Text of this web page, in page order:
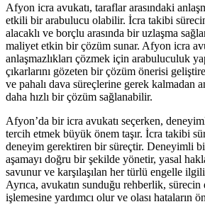
Afyon icra avukatı, taraflar arasındaki
etkili bir arabulucu olabilir. İcra takibi
alacaklı ve borçlu arasında bir uzlaşma
maliyet etkin bir çözüm sunar. Afyon icra
anlaşmazlıkları çözmek için arabuluculuk
çıkarlarını gözeten bir çözüm önerisi
ve pahalı dava süreçlerine gerek kalmadan
daha hızlı bir çözüm sağlanabilir.
Afyon’da bir icra avukatı seçerken,
tercih etmek büyük önem taşır. İcra takibi
deneyim gerektiren bir süreçtir. Deneyimli
aşamayı doğru bir şekilde yönetir, yasal
savunur ve karşılaşılan her türlü engelle
Ayrıca, avukatın sunduğu rehberlik,
işlemesine yardımcı olur ve olası hataların